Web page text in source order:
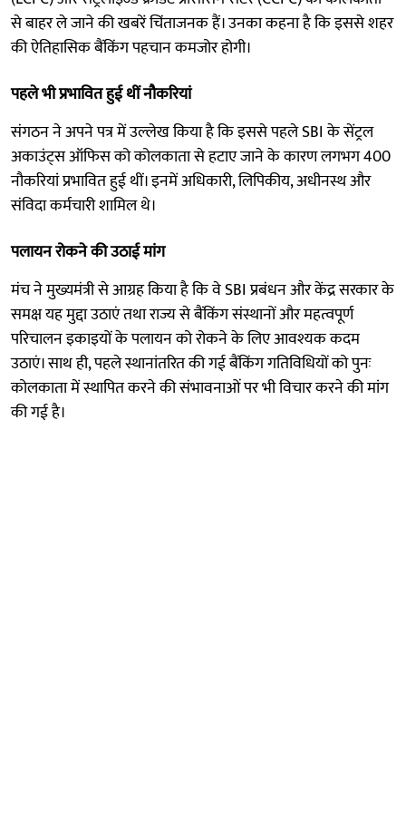
से बाहर ले जाने की खबरें चिंताजनक हैं। उनका कहना है कि इससे शहर
की ऐतिहासिक बैंकिंग पहचान कमजोर होगी।
पहले भी प्रभावित हुई थीं नौकरियां
संगठन ने अपने पत्र में उल्लेख किया है कि इससे पहले SBI के सेंट्रल
अकाउंट्स ऑफिस को कोलकाता से हटाए जाने के कारण लगभग 400
नौकरियां प्रभावित हुई थीं। इनमें अधिकारी, लिपिकीय, अधीनस्थ और
संविदा कर्मचारी शामिल थे।
पलायन रोकने की उठाई मांग
मंच ने मुख्यमंत्री से आग्रह किया है कि वे SBI प्रबंधन और केंद्र सरकार के
समक्ष यह मुद्दा उठाएं तथा राज्य से बैंकिंग संस्थानों और महत्वपूर्ण
परिचालन इकाइयों के पलायन को रोकने के लिए आवश्यक कदम
उठाएं। साथ ही, पहले स्थानांतरित की गई बैंकिंग गतिविधियों को पुनः
कोलकाता में स्थापित करने की संभावनाओं पर भी विचार करने की मांग
की गई है।